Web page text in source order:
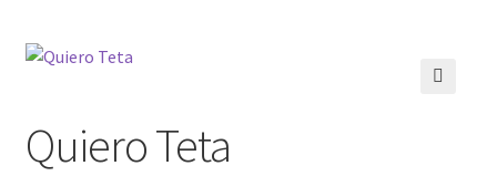
libros
nosotros
Quiero Teta